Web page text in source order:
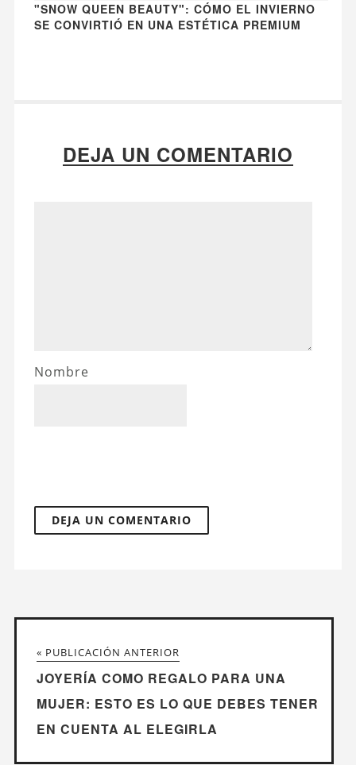
"SNOW QUEEN BEAUTY": CÓMO EL INVIERNO
SE CONVIRTIÓ EN UNA ESTÉTICA PREMIUM
DEJA UN COMENTARIO
Nombre
« PUBLICACIÓN ANTERIOR
JOYERÍA COMO REGALO PARA UNA
MUJER: ESTO ES LO QUE DEBES TENER
EN CUENTA AL ELEGIRLA